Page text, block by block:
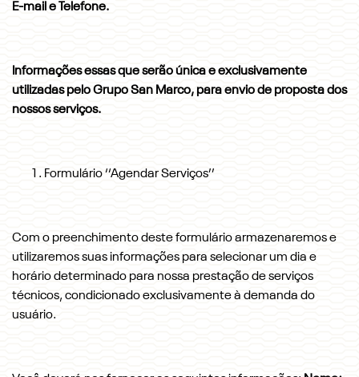
E-mail e Telefone.
Informações essas que serão única e exclusivamente
utilizadas pelo Grupo San Marco, para envio de proposta dos
nossos serviços.
Formulário ‘‘Agendar Serviços’’
Com o preenchimento deste formulário armazenaremos e
utilizaremos suas informações para selecionar um dia e
horário determinado para nossa prestação de serviços
técnicos, condicionado exclusivamente à demanda do
usuário.